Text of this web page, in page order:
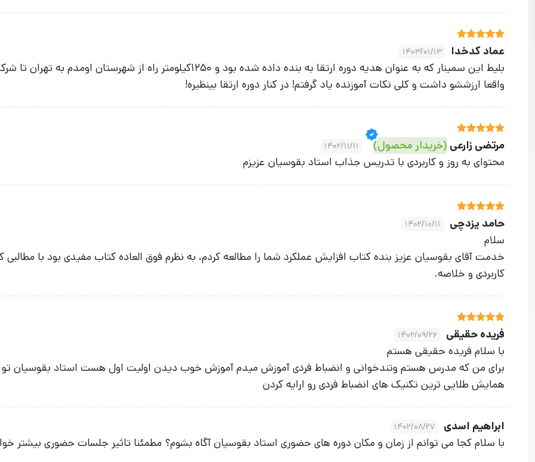
نمره 5از
5
عماد کدخدا 1403/01/13
بلیط این سمینار که به عنوان هدیه دوره ارتقا به بنده داده شده بود و 1250کیلومتر راه از شهرستان اومدم
واقعا ارزششو داشت و کلی نکات آموزنده یاد گرفتم! در کنار دوره ارتقا بینظیره!
نمره
از
5
مرتضی زارعی (خریدار محصول) 1402/11/11
محتوای به روز و کاربردی با تدریس جذاب استاد بقوسیان عزیزم
نمره 5 از
5
حامد یزدچی 1402/10/11
سلام
خدمت آقای بقوسیان عزیز بنده کتاب افزایش عملکرد شما را مطالعه کردم، به نظرم فوق العاده کتاب مفیدی بود با مطالبی
کاربردی و خلاصه.
نمره5
از
5
فریده حقیقی 1402/09/26
با سلام فریده حقیقی هستم
برای من که مدرس هستم وتندخوانی و انضباط فردی آموزش میدم آموزش خوب دیدن اولیت اول هست استاد بقوسیان
همایش طلایی ترین تکنیک های انضباط فردی رو ارایه کردن
ابراهیم اسدی 1402/08/27
با سلام کجا می توانم از زمان و مکان دوره های حضوری استاد بقوسیان آگاه بشوم؟ مطمئنا تاثیر جلسات حضوری بیشتر